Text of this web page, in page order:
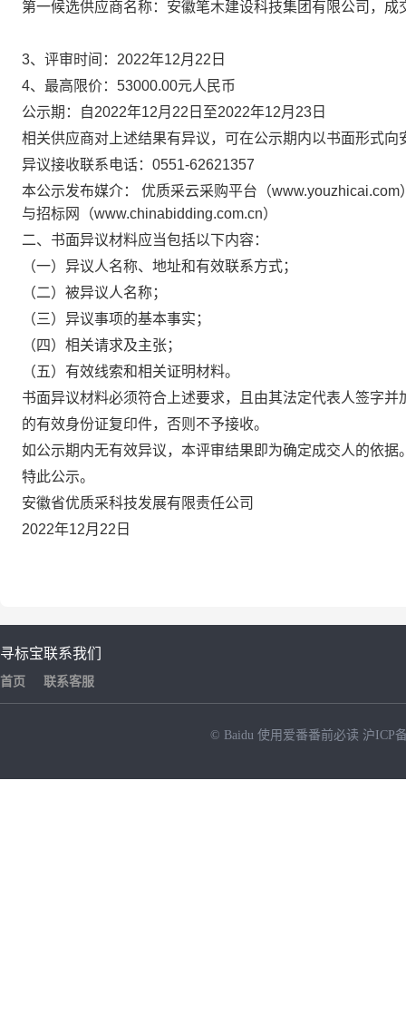
第一候选供应商名称： 安徽笔木建设科技集团有限公司 ，成
3、评审时间： 2022年12月 22 日
4、最高限价： 53000.00元人民币
公示期：自2022年12月 22 日至2022年12月 23 日
相关供应商对上述结果有异议，可在公示期内以书面形式
异议接收联系电话： 0551-62621357
本公示发布媒介：
优质采云采购平台 （www.youzhicai.com
与招标网
（www.chinabidding.com.cn）
二、书面异议材料应当包括以下内容：
（一）异议人名称、地址和有效联系方式；
（二）被异议人名称；
（三）异议事项的基本事实；
（四）相关请求及主张；
（五）有效线索和相关证明材料。
书面异议材料必须符合上述要求，且由其法定代表人签字
的有效身份证复印件，否则不予接收。
如公示期内无有效异议，本评审结果即为确定成交人的依据
特此公示。
安徽省优质采科技发展有限责任公司
2022年12月 22 日
寻标宝
首页
联系我们
联系客服
© Baidu 使用爱番番前必读 沪ICP